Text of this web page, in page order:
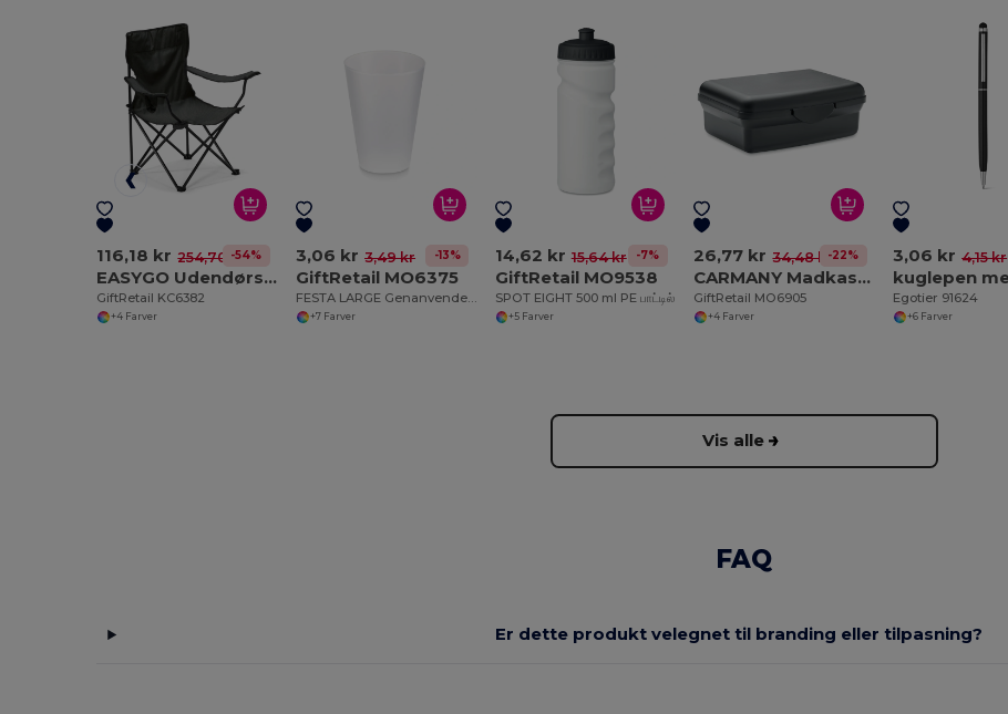
116,18 kr 254,70 kr-54%
EASYGO Udendørs stol
GiftRetail KC6382
+4 Farver
3,06 kr 3,49 kr -13%
GiftRetail MO6375
FESTA LARGE Genanvendelig eventkop 300ml
+7 Farver
14,62 kr 15,64 kr -7%
GiftRetail MO9538
SPOT EIGHT 500 ml PE பாட்டில்
+5 Farver
26,77 kr 34,48 kr-22%
CARMANY Madkasse i genbrugs-PP 800 ml
GiftRetail MO6905
+4 Farver
3,06 kr 4,15 kr
Egotier 91624
+6 Farver
Vis alle
FAQ
Er dette produkt velegnet til branding eller tilpasning?